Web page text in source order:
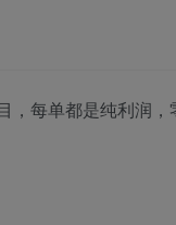
，每单都是纯利润